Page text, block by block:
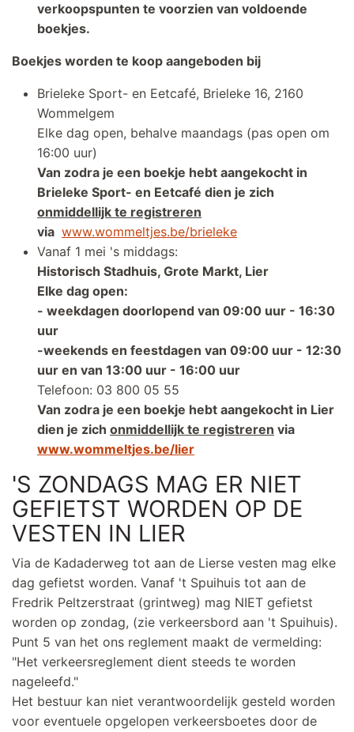
verkoopspunten te voorzien van voldoende
boekjes.
Boekjes worden te koop aangeboden bij
Brieleke Sport- en Eetcafé, Brieleke 16, 2160
Wommelgem
Elke dag open, behalve maandags (pas open om
16:00 uur)
Van zodra je een boekje hebt aangekocht in
Brieleke Sport- en Eetcafé dien je zich
onmiddellijk te registreren
via www.wommeltjes.be/brieleke
Vanaf 1 mei 's middags:
Historisch Stadhuis, Grote Markt, Lier
Elke dag open:
- weekdagen doorlopend van 09:00 uur - 16:30
uur
-weekends en feestdagen van 09:00 uur - 12:30
uur en van 13:00 uur - 16:00 uur
Telefoon: 03 800 05 55
Van zodra je een boekje hebt aangekocht in Lier
dien je zich onmiddellijk te registreren via
www.wommeltjes.be/lier
'S ZONDAGS MAG ER NIET
GEFIETST WORDEN OP DE
VESTEN IN LIER
Via de Kadaderweg tot aan de Lierse vesten mag elke
dag gefietst worden. Vanaf 't Spuihuis tot aan de
Fredrik Peltzerstraat (grintweg) mag NIET gefietst
worden op zondag, (zie verkeersbord aan 't Spuihuis).
Punt 5 van het ons reglement maakt de vermelding:
"Het verkeersreglement dient steeds te worden
nageleefd."
Het bestuur kan niet verantwoordelijk gesteld worden
voor eventuele opgelopen verkeersboetes door de